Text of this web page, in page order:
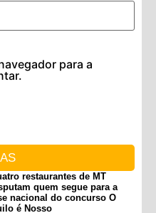
para a
restaurantes de MT
quem segue para a
nacional do concurso O
é Nosso